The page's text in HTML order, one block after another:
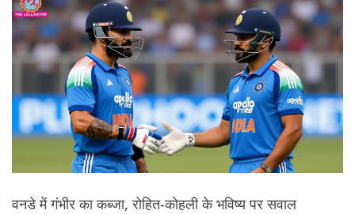
वनडे में गंभीर का कब्जा, रोहित-कोहली के भविष्य पर सवाल